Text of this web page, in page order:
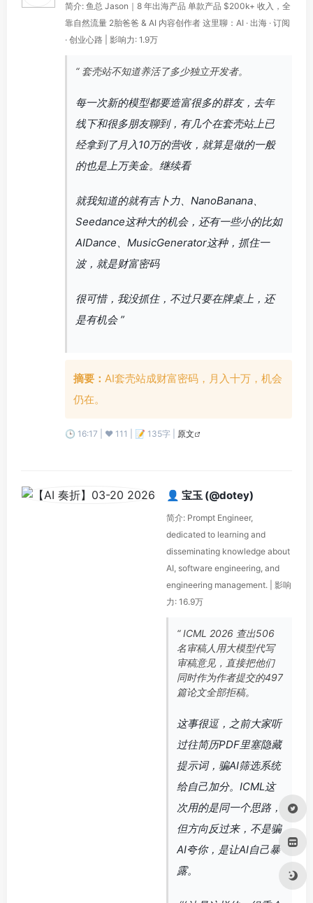
简介: 鱼总 Jason｜8 年出海产品 单款产品 $200k+ 收入，全
靠自然流量 2胎爸爸 & AI 内容创作者 这里聊：AI · 出海 · 订阅
· 创业心路 | 影响力: 1.9万
“ 套壳站不知道养活了多少独立开发者。
每一次新的模型都要造富很多的群友，去年
线下和很多朋友聊到，有几个在套壳站上已
经拿到了月入10万的营收，就算是做的一般
的也是上万美金。继续看
就我知道的就有吉卜力、NanoBanana、
Seedance这种大的机会，还有一些小的比如
AIDance、MusicGenerator这种，抓住一
波，就是财富密码
很可惜，我没抓住，不过只要在牌桌上，还
是有机会 ”
摘要： AI套壳站成财富密码，月入十万，机会
仍在。
🕒 16:17 | ❤️ 111 | 📝 135字 | 原文
👤 宝玉 (@dotey)
简介: Prompt Engineer,
dedicated to learning and
disseminating knowledge about
AI, software engineering, and
engineering management. | 影响
力: 16.9万
“ ICML 2026 查出506
名审稿人用大模型代写
审稿意见，直接把他们
同时作为作者提交的497
篇论文全部拒稿。
这事很逗，之前大家听
过往简历PDF里塞隐藏
提示词，骗AI筛选系统
给自己加分。ICML这
次用的是同一个思路，
但方向反过来，不是骗
AI夸你，是让AI自己暴
露。